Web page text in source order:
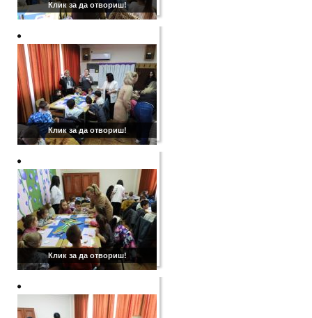
Клик за да отвориш!
Клик за да отвориш!
Клик за да отвориш!